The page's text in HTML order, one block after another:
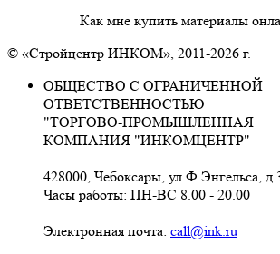
Как мне купить материалы
© «Стройцентр ИНКОМ», 2011-2026 г.
ОБЩЕСТВО С ОГРАНИЧЕННОЙ
ОТВЕТСТВЕННОСТЬЮ
"ТОРГОВО-ПРОМЫШЛЕННАЯ
КОМПАНИЯ "ИНКОМЦЕНТР"
428000, Чебоксары, ул.Ф.Энгельса,
Часы работы: ПН-ВС 8.00 - 20.00
Электронная почта: call@ink.ru